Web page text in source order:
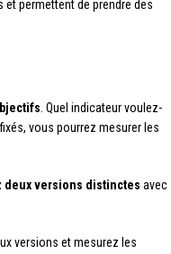
permettent de prendre des
. Quel indicateur voulez-
vous pourrez mesurer les
deux versions distinctes avec
versions et mesurez les